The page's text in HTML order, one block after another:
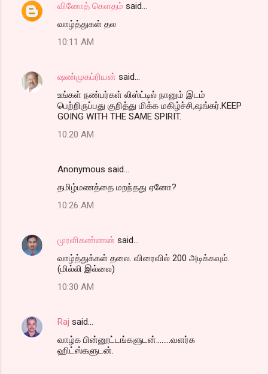
வினோத் கெளதம் said…
வாழ்த்துகள் தல
10:11 AM
ஷண்முகப்ரியன் said…
உங்கள் நண்பர்கள் லிஸ்ட்டில் நானும் இடம்
பெற்றிருப்பது குறித்து மிக்க மகிழ்ச்சி,ஷங்கர்.KEEP
GOING WITH THE SAME SPIRIT.
10:20 AM
Anonymous said…
தமிழ்மணத்தை மறந்தது ஏனோ?
10:26 AM
முரளிகண்ணன் said…
வாழ்த்துக்கள் தலை. விரைவில் 200 அடிக்கவும்.
(மில்லி இல்லை)
10:30 AM
Raj said…
வாழ்க பின்னூட்டங்களுடன்........வளர்க
ஹிட்ஸ்களுடன்.